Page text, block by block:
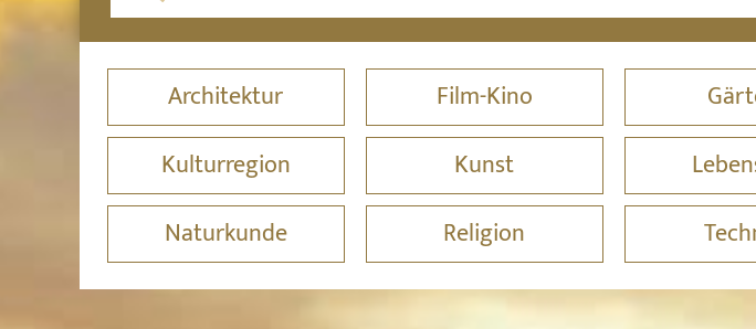
Architektur Film-Kino
Kulturregion
Kunst
Naturkunde
Religion